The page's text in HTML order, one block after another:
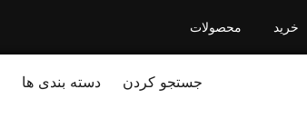
محصولات خرید
جستجو کردن دسته بندی ها